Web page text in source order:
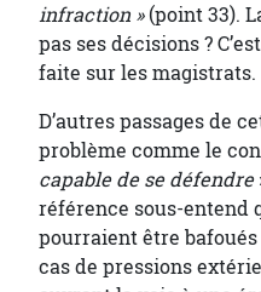
infraction »(point 33).
pas ses décisions ?
faite sur les magistrats.
D’autres passages de
problème comme le
capable de se défendre
référence sous-entend
pourraient être
cas de pressions